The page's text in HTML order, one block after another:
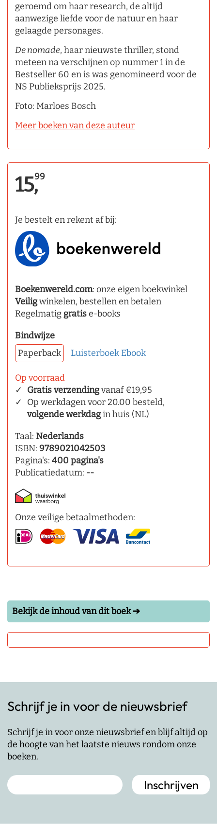
geroemd om haar research, de altijd
aanwezige liefde voor de natuur en haar
gelaagde personages.
De nomade, haar nieuwste thriller, stond
meteen na verschijnen op nummer 1 in de
Bestseller 60 en is was genomineerd voor de
NS Publieksprijs 2025.
Foto: Marloes Bosch
Meer boeken van deze auteur
15,99
Je bestelt en rekent af bij:
Boekenwereld.com: onze eigen boekwinkel
Veiligwinkelen, bestellen en betalen
Regelmatig gratise-books
Bindwijze
Paperback
Luisterboek Ebook
Op voorraad
Gratis verzendingvanaf €19,95
Op werkdagen voor 20.00 besteld,
volgende werkdagin huis (NL)
Taal: Nederlands
ISBN: 9789021042503
Pagina's: 400 pagina's
Publicatiedatum: --
Onze veilige betaalmethoden:
Bekijk de inhoud van dit boek ➔
Schrijf je in voor de nieuwsbrief
Schrijf je in voor onze nieuwsbrief en blijf altijd op
de hoogte van het laatste nieuws rondom onze
boeken.